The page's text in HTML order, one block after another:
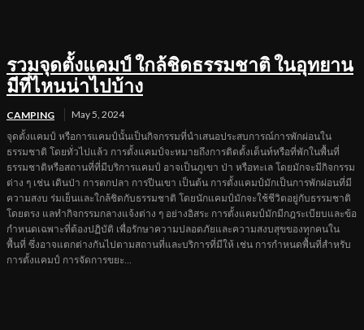
รวมจุดตั้งแคมป์ ใกล้ชิดธรรมชาติ ในอุทยาน
มีที่ไหนน่าไปบ้าง
CAMPING May 5, 2024
จุดตั้งแคมป์ หรือการแคมป์นั้นเป็นกิจกรรมที่นำเสนอประสบการณ์การพักผ่อนใน
ธรรมชาติ โดยทั่วไปแล้ว การตั้งแคมป์จะหมายถึงการติดตั้งเต็นท์หรือที่พักในพื้นที่
ธรรมชาติหรือสถานที่ที่มีบริการแคมป์ อาจเป็นภูเขา ป่า หรือทะเล โดยมักจะมีกิจกรรม
ต่าง ๆ เช่น เดินป่า การตกปลา การปีนเขา เป็นต้น การตั้งแคมป์มักเป็นการพักผ่อนที่มี
ความสงบ ร่มเย็นและใกล้ชิดกับธรรมชาติ โดยนักแคมป์มักจะใช้ชีวิตอยู่กับธรรมชาติ
โดยตรง แลทำกิจกรรมกลางแจ้งต่าง ๆ อย่างอิสระ การตั้งแคมป์มักมีกฎระเบียบและข้อ
กำหนดเฉพาะที่ต้องปฏิบัติ เพื่อรักษาความปลอดภัยและความสงบสุขของทุกคนใน
พื้นที่ ซึ่งอาจแตกต่างกันไปตามสถานที่และบริการที่มีให้ เช่น การกำหนดพื้นที่สำหรับ
การตั้งแคมป์ การจัดการขยะ...